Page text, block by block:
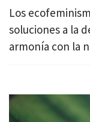
Los
soluciones a la
armonía con la